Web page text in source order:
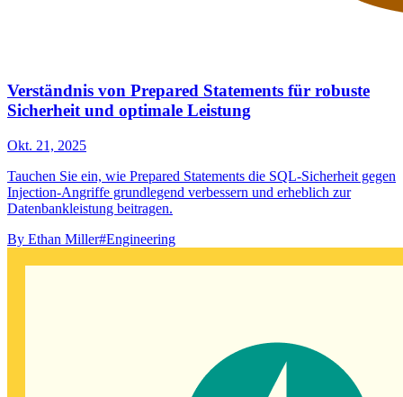
Verständnis von Prepared Statements für robuste
Sicherheit und optimale Leistung
Okt. 21, 2025
Tauchen Sie ein, wie Prepared Statements die SQL-Sicherheit gegen
Injection-Angriffe grundlegend verbessern und erheblich zur
Datenbankleistung beitragen.
By Ethan Miller#Engineering